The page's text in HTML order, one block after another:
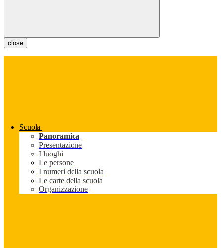
close
Scuola
Panoramica
Presentazione
I luoghi
Le persone
I numeri della scuola
Le carte della scuola
Organizzazione